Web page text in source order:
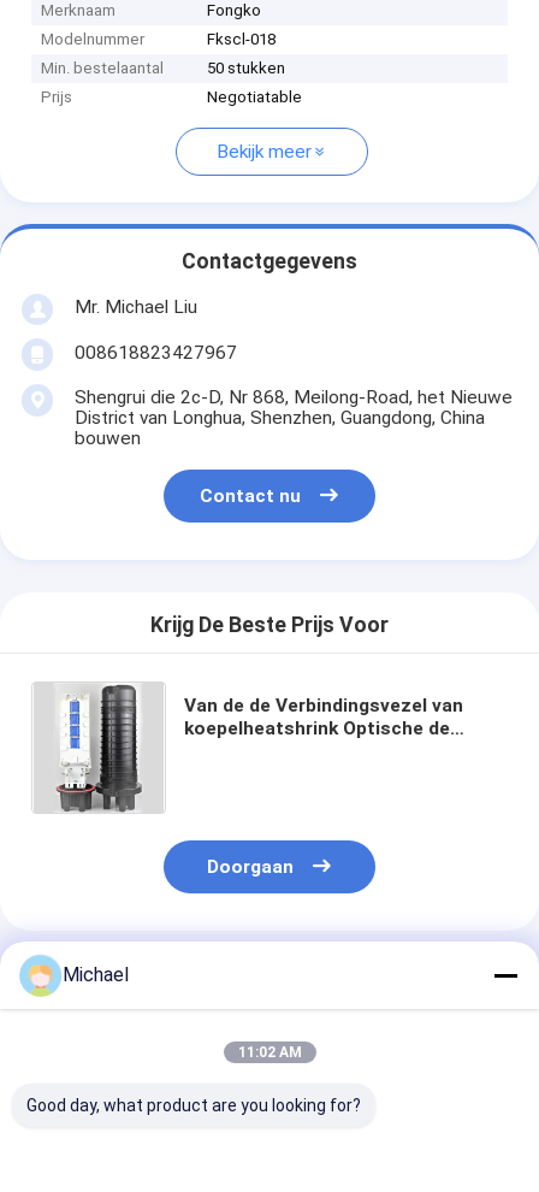
Merknaam
Fongko
Modelnummer
Fkscl-018
Min. bestelaantal
50 stukken
Prijs
Negotiatable
Bekijk meer
Contactgegevens
Mr. Michael Liu
008618823427967
Shengrui die 2c-D, Nr 868, Meilong-Road, het Nieuwe
District van Longhua, Shenzhen, Guangdong, China
bouwen
Contact nu
Krijg De Beste Prijs Voor
Van de de Verbindingsvezel van
koepelheatshrink Optische de
Doorgaan
Geadviseerde Producten
Michael
11:02 AM
Good day, what product are you looking for?